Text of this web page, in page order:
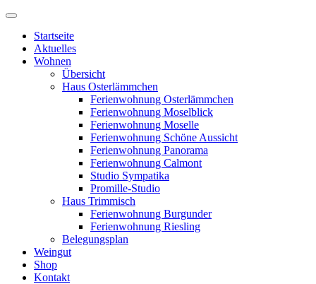
Startseite
Aktuelles
Wohnen
Übersicht
Haus Osterlämmchen
Ferienwohnung Osterlämmchen
Ferienwohnung Moselblick
Ferienwohnung Moselle
Ferienwohnung Schöne Aussicht
Ferienwohnung Panorama
Ferienwohnung Calmont
Studio Sympatika
Promille-Studio
Haus Trimmisch
Ferienwohnung Burgunder
Ferienwohnung Riesling
Belegungsplan
Weingut
Shop
Kontakt